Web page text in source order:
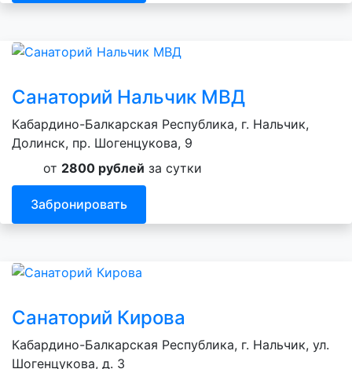
Санаторий Нальчик МВД
Кабардино-Балкарская Республика, г. Нальчик,
Долинск, пр. Шогенцукова, 9
от 2800 рублей за сутки
Забронировать
Санаторий Кирова
Кабардино-Балкарская Республика, г. Нальчик, ул.
Шогенцукова, д. 3